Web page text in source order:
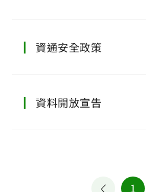
資通安全政策
資料開放宣告
1